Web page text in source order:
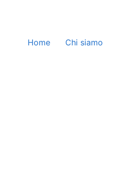
Home Chi siamo